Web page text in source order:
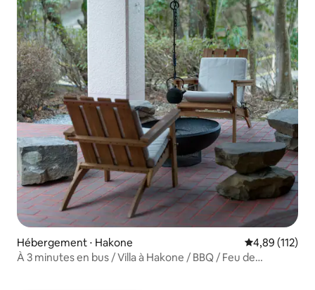
Hébergement ⋅ Hakone Évaluation
4,89 (112)
À 3 minutes en bus / Villa à Hakone / BBQ / Feu de